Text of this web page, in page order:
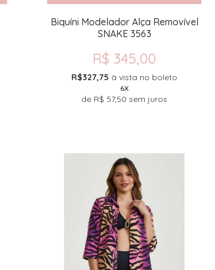
Biquíni Modelador Alça Removível
SNAKE 3563
R$ 345,00
R$327,75 à vista no boleto
6X
de R$ 57,50 sem juros